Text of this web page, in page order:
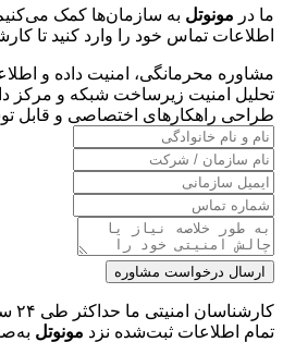
ما در مونوتل به سازمان‌ها کمک می‌کنیم
اطلاعات تماس خود را وارد کنید تا
مشاوره محرمانگی، امنیت داده و
تحلیل امنیت زیرساخت شبکه و مرکز
طراحی راهکارهای اختصاصی و قابل
ارسال درخواست مشاوره
کارشناسان امنیتی ما حداکثر طی ۲۴ ساعت کاری با شما تماس خواهند گرفت.
تمام اطلاعات ثبت‌شده نزد مونوتل